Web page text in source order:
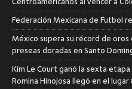
Federación Mexicana de Futbol
México supera su récord de oros
preseas doradas en Santo
Kim Le Court ganó la sexta
Romina Hinojosa llegó en el lugar